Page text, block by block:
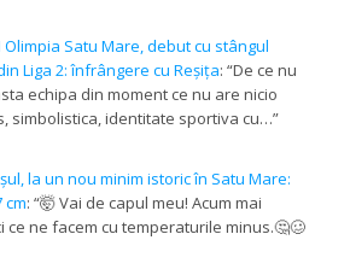
Olimpia Satu Mare, debut cu stângul
Liga 2: înfrângere cu Reșița: “De ce nu
echipa din moment ce nu are nicio
simbolistica, identitate sportiva cu…”
la un nou minim istoric în Satu Mare:
cm: “🤯 Vai de capul meu! Acum mai
ce ne facem cu temperaturile minus.🤔🥴